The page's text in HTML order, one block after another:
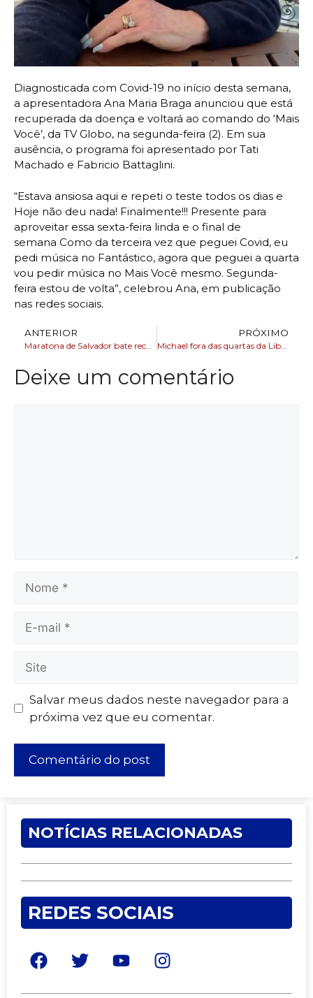
Diagnosticada com Covid-19 no início desta semana,
a apresentadora Ana Maria Braga anunciou que está
recuperada da doença e voltará ao comando do ‘Mais
Você’, da TV Globo, na segunda-feira (2). Em sua
ausência, o programa foi apresentado por Tati
Machado e Fabricio Battaglini.
“Estava ansiosa aqui e repeti o teste todos os dias e
Hoje não deu nada! Finalmente!!! Presente para
aproveitar essa sexta-feira linda e o final de
semana Como da terceira vez que peguei Covid, eu
pedi música no Fantástico, agora que peguei a quarta
vou pedir música no Mais Você mesmo. Segunda-
feira estou de volta”, celebrou Ana, em publicação
nas redes sociais.
ANTERIOR PRÓXIMO
Michael fora das quartas da Libertadores
Deixe um comentário
Salvar meus dados neste navegador para a
próxima vez que eu comentar.
NOTÍCIAS RELACIONADAS
REDES SOCIAIS